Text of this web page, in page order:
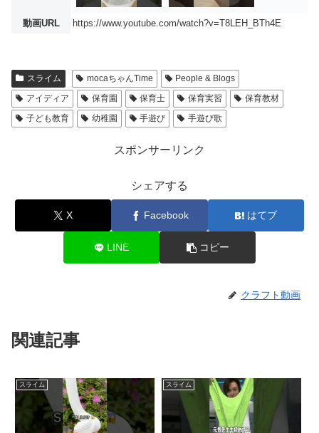
動画URL https://www.youtube.com/watch?v=T8LEH_BTh4E
スライム mocaちゃんTime
People & Blogs
アイディア
保育園 保育士 保育実習
保育教材
子ども教育
幼稚園 手遊び 手遊び歌
スポンサーリンク
シェアする
X Facebook はてブ
LINE コピー
クラフト動画
関連記事
スライム スライム